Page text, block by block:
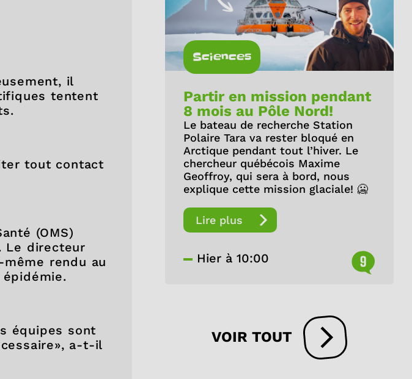
il
tentent
tout contact
(OMS)
Le directeur
même rendu au
équipes sont
a-t-il
Sciences
Partir en mission pendant
8 mois au Pôle Nord!
Le bateau de recherche Station
Polaire Tara va rester bloqué en
Arctique pendant tout l’hiver. Le
chercheur québécois Maxime
Geoffroy, qui sera à bord, nous
explique cette mission glaciale! 🥶
Lire plus
Hier à 10:00 9
VOIR TOUT